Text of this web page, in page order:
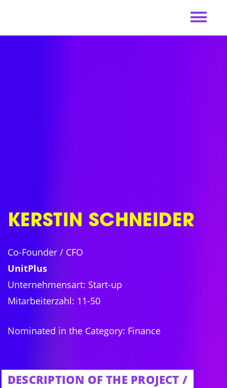
KERSTIN SCHNEIDER
Co-Founder / CFO
UnitPlus
Unternehmensart: Start-up
Mitarbeiterzahl: 11-50
Nominated in the Category: Finance
DESCRIPTION OF THE PROJECT /